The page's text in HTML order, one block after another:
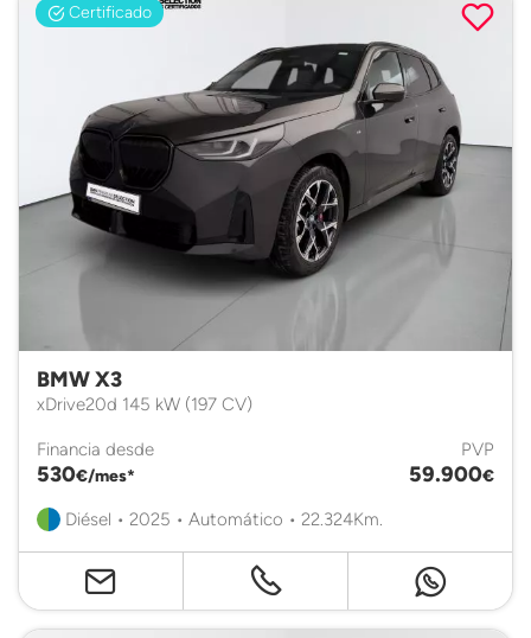
Certificado
BMW X3
xDrive20d 145 kW (197 CV)
Financia desde
530€/mes*
PVP
59.900€
Diésel • 2025 • Automático • 22.324Km.